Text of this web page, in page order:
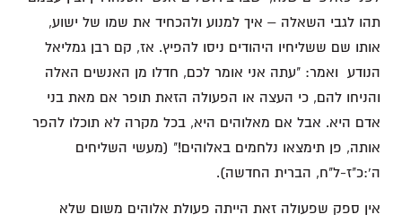
תהו לגבי השאלה – איך למנוע ולהכחיד את שמו של ישוע,
אותו שם ששליחיו היהודים ניסו להפיץ. אז, קם רבן גמליאל
הנודע ואמר: "עתה אני אומר לכם, חדלו מן האנשים האלה
והניחו להם, כי העצה או הפעולה הזאת תופר אם מאת בני
אדם היא. אבל אם מאלוהים היא, בכל מקרה לא תוכלו להפר
אותה, פן תימצאו נלחמים באלוהים!" (מעשי השליחים
ה':כ"ז-ל"ח, הברית החדשה).
אין ספק שפעולה זאת הייתה פעולת אלוהים משום שלא